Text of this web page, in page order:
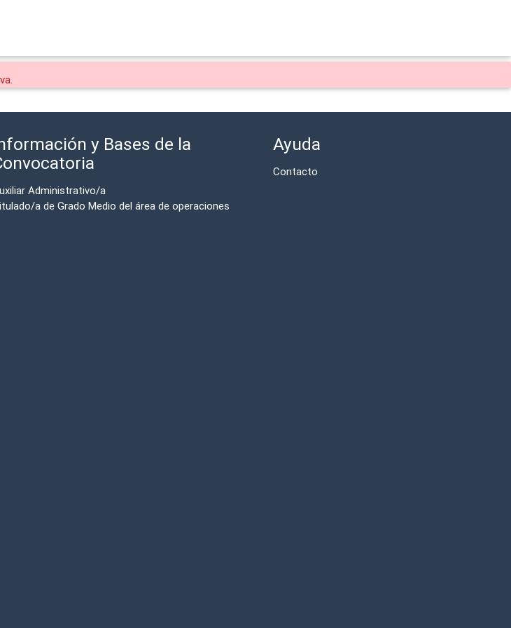
y Bases de la
Administrativo/a
a de Grado Medio del área de operaciones
Ayuda
Contacto